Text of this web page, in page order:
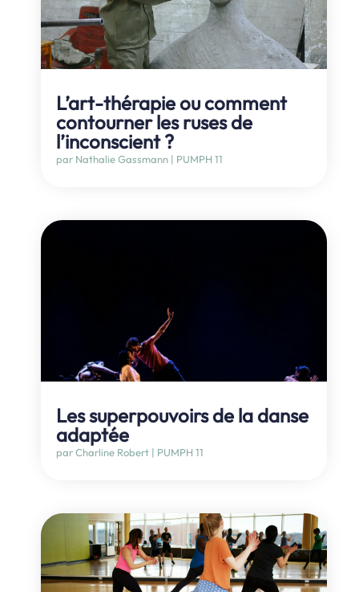
L’art-thérapie ou comment
contourner les ruses de
l’inconscient ?
par Nathalie Gassmann | PUMPH 11
Les superpouvoirs de la danse
adaptée
parCharline Robert | PUMPH 11